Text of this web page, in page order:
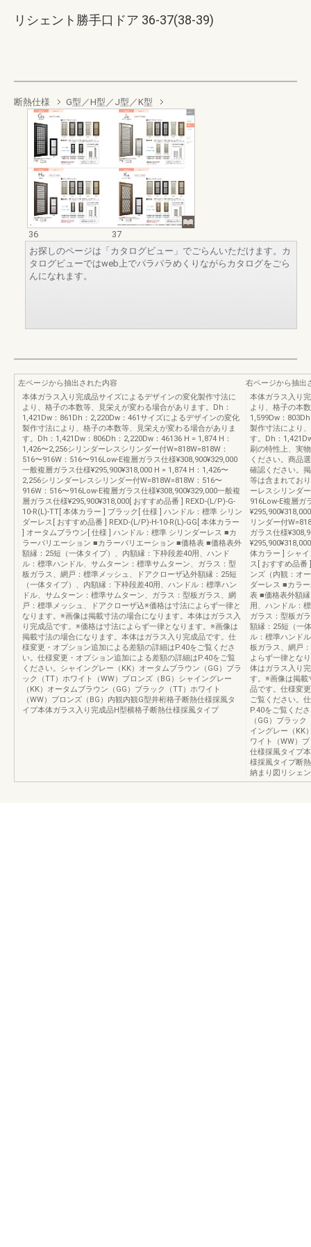
リシェント勝手口ドア 36-37(38-39)
断熱仕様 G型／H型／J型／K型
36
37
お探しのページは「カタログビュー」でごらんいただけます。カ
タログビューではweb上でパラパラめくりながらカタログをごら
んになれます。
左ページから抽出された内容
本体ガラス入り完成品サイズによるデザインの変化製作寸法に
より、格子の本数等、見栄えが変わる場合があります。Dh：
1,421Dw：861Dh：2,220Dw：461サイズによるデザインの変化
製作寸法により、格子の本数等、見栄えが変わる場合がありま
す。Dh：1,421Dw：806Dh：2,220Dw：46136 H = 1,874 H：
1,426〜2,256シリンダーレスシリンダー付W=818W=818W：
516〜916W：516〜916Low-E複層ガラス仕様¥308,900¥329,000
一般複層ガラス仕様¥295,900¥318,000 H = 1,874 H：1,426〜
2,256シリンダーレスシリンダー付W=818W=818W：516〜
916W：516〜916Low-E複層ガラス仕様¥308,900¥329,000一般複
層ガラス仕様¥295,900¥318,000[ おすすめ品番 ] REXD-(L/P)-G-
10-R(L)-TT[ 本体カラー ] ブラック[ 仕様 ] ハンドル：標準 シリン
ダーレス[ おすすめ品番 ] REXD-(L/P)-H-10-R(L)-GG[ 本体カラー
] オータムブラウン[ 仕様 ] ハンドル：標準 シリンダーレス ■カ
ラーバリエーション ■カラーバリエーション ■価格表 ■価格表外
額縁：25短（一体タイプ）、内額縁：下枠段差40用、ハンド
ル：標準ハンドル、サムターン：標準サムターン、ガラス：型
板ガラス、網戸：標準メッシュ、ドアクローザ込外額縁：25短
（一体タイプ）、内額縁：下枠段差40用、ハンドル：標準ハン
ドル、サムターン：標準サムターン、ガラス：型板ガラス、網
戸：標準メッシュ、ドアクローザ込※価格は寸法によらず一律と
なります。※画像は掲載寸法の場合になります。本体はガラス入
り完成品です。※価格は寸法によらず一律となります。※画像は
掲載寸法の場合になります。本体はガラス入り完成品です。仕
様変更・オプション追加による差額の詳細はP.40をご覧くださ
い。仕様変更・オプション追加による差額の詳細はP.40をご覧
ください。シャイングレー（KK）オータムブラウン（GG）ブラ
ック（TT）ホワイト（WW）ブロンズ（BG）シャイングレー
（KK）オータムブラウン（GG）ブラック（TT）ホワイト
（WW）ブロンズ（BG）内観内観G型井桁格子断熱仕様採風タ
イプ本体ガラス入り完成品H型横格子断熱仕様採風タイプ
右ページから抽出
本体ガラス入り
より、格子の本
1,599Dw：
製作寸法により
す。Dh：
刷の特性上、実
ください。商品
確認ください。
等は含まれてお
ーレスシリンダ
916Low-E複層ガ
リンダー付
ガラス仕様
体カラー ] シャ
ス[ おすすめ品番
ンズ（内観：オ
ダーレス ■カラ
表 ■価格表外額
用、ハンドル：
ガラス：型板ガ
額縁：25短（一
ル：標準ハンド
板ガラス、網戸
よらず一律とな
体はガラス入り
す。※画像は掲載
品です。仕様変
ご覧ください。
P.40をご覧くだ
（GG）ブラッ
イングレー（KK
ワイト（WW）
仕様採風タイプ
様採風タイプ断
納まり図リシェ